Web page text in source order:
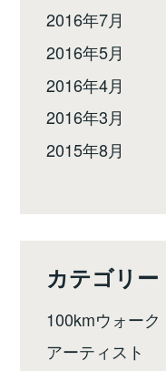
2016年7月
2016年5月
2016年4月
2016年3月
2015年8月
カテゴリー
100kmウォーク
アーティスト